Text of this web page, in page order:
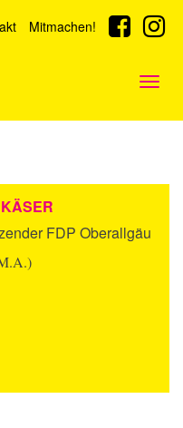
Mitmachen!
FDP Oberallgäu
ausblenden